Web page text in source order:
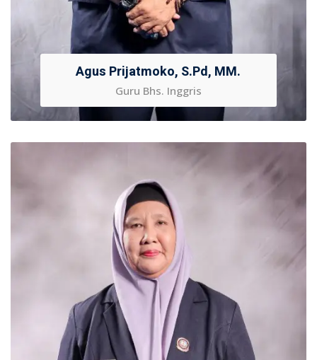
Agus Prijatmoko, S.Pd, MM.
Guru Bhs. Inggris